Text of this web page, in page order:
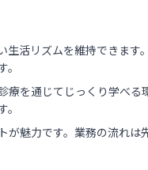
生活リズムを維持できま
療を通じてじっくり学べ
が魅力です。業務の流れ